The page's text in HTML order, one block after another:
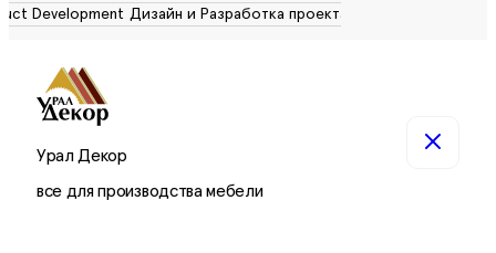
Урал Декор
все для производства мебели